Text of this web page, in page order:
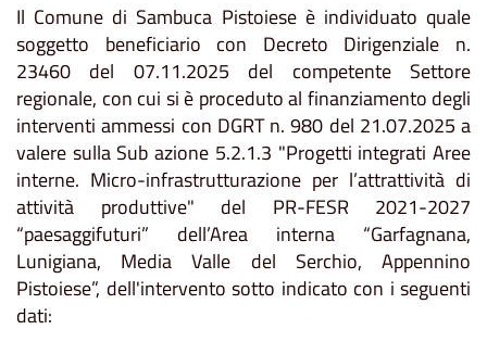
Il Comune di Sambuca Pistoiese è individuato quale
soggetto beneficiario con Decreto Dirigenziale n.
23460 del 07.11.2025 del competente Settore
regionale, con cui si è proceduto al finanziamento degli
interventi ammessi con DGRT n. 980 del 21.07.2025 a
valere sulla Sub azione 5.2.1.3 "Progetti integrati Aree
interne. Micro-infrastrutturazione per l’attrattività di
attività produttive" del PR-FESR 2021-2027
“paesaggifuturi” dell’Area interna “Garfagnana,
Lunigiana, Media Valle del Serchio, Appennino
Pistoiese”, dell'intervento sotto indicato con i seguenti
dati: